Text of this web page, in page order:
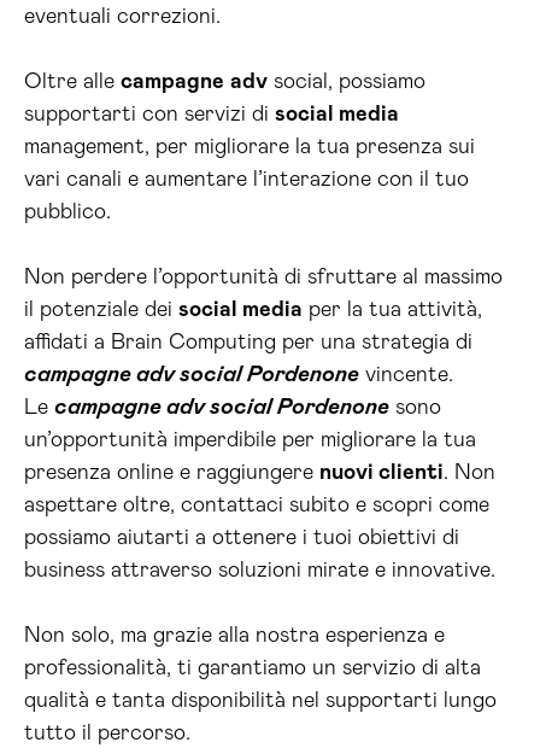
eventuali correzioni.
Oltre alle campagne adv social, possiamo
supportarti con servizi di social media
management, per migliorare la tua presenza sui
vari canali e aumentare l’interazione con il tuo
pubblico.
Non perdere l’opportunità di sfruttare al massimo
il potenziale dei social media per la tua attività,
affidati a Brain Computing per una strategia di
campagne adv social Pordenone vincente.
Le campagne adv social Pordenone sono
un’opportunità imperdibile per migliorare la tua
presenza online e raggiungere nuovi clienti. Non
aspettare oltre, contattaci subito e scopri come
possiamo aiutarti a ottenere i tuoi obiettivi di
business attraverso soluzioni mirate e innovative.
Non solo, ma grazie alla nostra esperienza e
professionalità, ti garantiamo un servizio di alta
qualità e tanta disponibilità nel supportarti lungo
tutto il percorso.